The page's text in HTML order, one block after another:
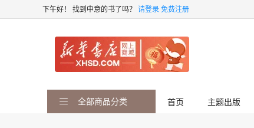
下午好！ 找到中意的书了吗？ 请登录免费注册
全部商品分类 首页 主题出版